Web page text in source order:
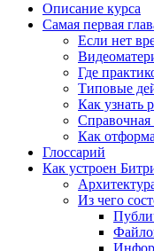
Описание курса
Самая первая
Если нет
Где
Типовые
Как узнать
Как
Глоссарий
Как устроен
Из чего